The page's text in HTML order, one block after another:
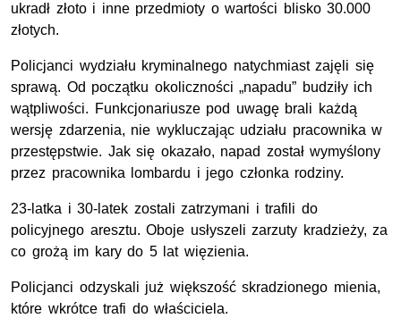
ukradł złoto i inne przedmioty o wartości blisko 30.000
złotych.
Policjanci wydziału kryminalnego natychmiast zajęli się
sprawą. Od początku okoliczności „napadu” budziły ich
wątpliwości. Funkcjonariusze pod uwagę brali każdą
wersję zdarzenia, nie wykluczając udziału pracownika w
przestępstwie. Jak się okazało, napad został wymyślony
przez pracownika lombardu i jego członka rodziny.
23-latka i 30-latek zostali zatrzymani i trafili do
policyjnego aresztu. Oboje usłyszeli zarzuty kradzieży, za
co grożą im kary do 5 lat więzienia.
Policjanci odzyskali już większość skradzionego mienia,
które wkrótce trafi do właściciela.